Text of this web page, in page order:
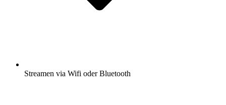
Streamen via Wifi oder Bluetooth